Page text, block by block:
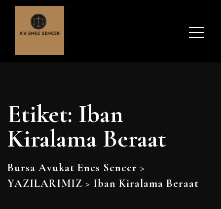
Etiket: Iban
Kiralama Beraat
Bursa Avukat Enes Sencer >
YAZILARIMIZ > Iban Kiralama Beraat